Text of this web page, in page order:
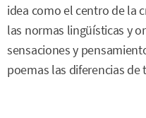
idea como el centro de la
las normas lingüísticas y
sensaciones y
poemas las diferencias de